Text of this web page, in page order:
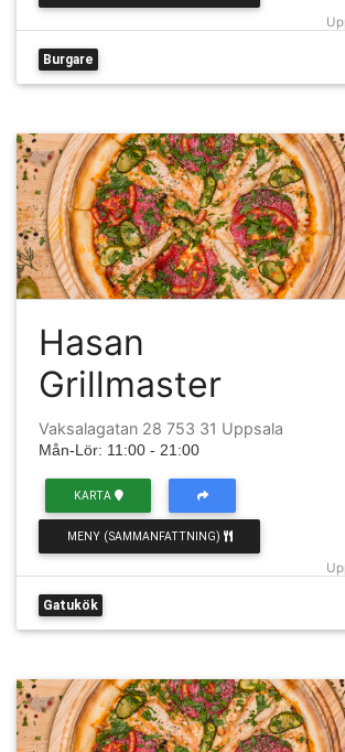
Burgare
Hasan
Grillmaster
Vaksalagatan 28 753 31 Uppsala
Mån-Lör: 11:00 - 21:00
KARTA
MENY (SAMMANFATTNING)
Gatukök